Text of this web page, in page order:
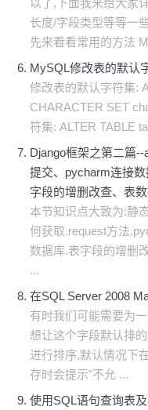
以了,下面我来给大家
长度/字段类型等等一
先来看看常用的方法
MySQL修改表的默认
修改表的默认字符集:
CHARACTER SET
符集: ALTER TABLE
Django框架之第二篇
提交、pycharm连接
字段的增删改查、表
本节知识点大致为:静
何获取.request方法
数据库.表字段的增删
...
在SQL Server 2008
有时我们可能需要为
想让这个字段默认排
进行排序,默认情况下
存时会提示"不允 ...
使用SQL语句查询表